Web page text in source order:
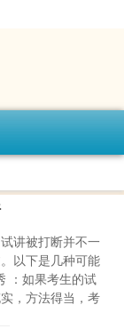
讲被打断并不一
以下是几种可能
：如果考生的试
，方法得当，考